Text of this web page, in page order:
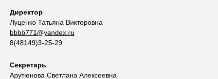
Директор
Луценко Татьяна Викторовна
bbbb771@yandex.ru
8(48149)3-25-29
Секретарь
Арутюнова Светлана Алексеевна